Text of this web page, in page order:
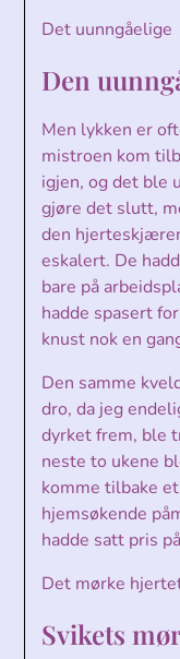
Det uunngåelige
Den
Men lykken er
mistroen kom
igjen, og det ble
gjøre det slutt,
den
eskalert. De
bare på
hadde spasert
knust nok en
Den samme
dro, da jeg
dyrket frem, ble
neste to ukene
komme tilbake
hjemsøkende
hadde satt pris
Det mørke
Svikets